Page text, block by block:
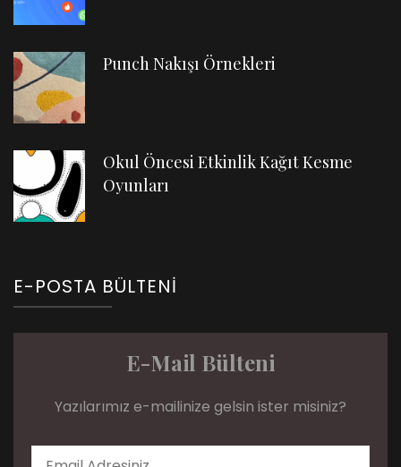
Punch Nakışı Örnekleri
Okul Öncesi Etkinlik Kağıt Kesme
Oyunları
E-POSTA BÜLTENI
E-Mail Bülteni
Yazılarımız e-mailinize gelsin ister misiniz?